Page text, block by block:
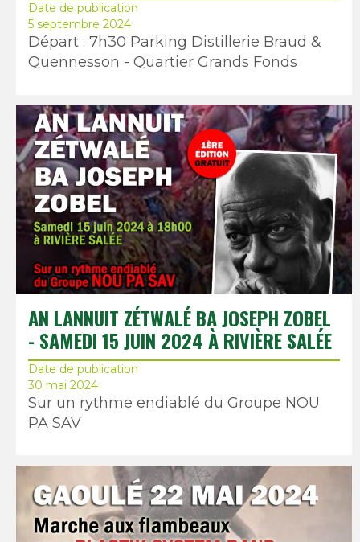
Date de publication
5 septembre 2024
Départ : 7h30 Parking Distillerie Braud &
Quennesson - Quartier Grands Fonds
AN LANNUIT ZÉTWALÉ BA JOSEPH ZOBEL
- SAMEDI 15 JUIN 2024 À RIVIÈRE SALÉE
Date de publication
30 mai 2024
Sur un rythme endiablé du Groupe NOU
PA SAV